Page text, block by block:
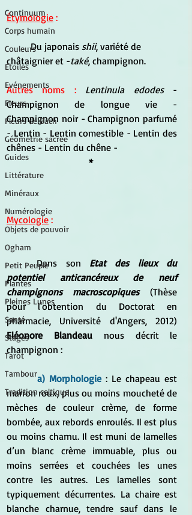
Continuum
Corps humain
Couleurs
Etoiles
Evénements
Fleurs
Fleurs de Bach
Géométrie sacrée
Guides
Littérature
Minéraux
Numérologie
Objets de pouvoir
Ogham
Petit Peuple
Plantes
Pleines Lunes
Santé
Stages
Tarot
Tambour
Tradition celtique
Étymologie :
	Du japonais
shii, variété de
châtaignier et -také, champignon.
Autres noms : Lentinula edodes -
Champignon de longue vie -
Champignon noir - Champignon parfumé
- Lentin - Lentin comestible - Lentin des
chênes - Lentin du chêne -
*
Mycologie :
Dans son Etat des lieux du
potentiel anticancéreux de neuf
champignons macroscopiques (Thèse
pour l'obtention du Doctorat en
Eléonore Blandeau nous décrit le
champignon :
a) Morphologie : Le chapeau est
marron roux, plus ou moins moucheté de
mèches de couleur crème, de forme
bombée, aux rebords enroulés. Il est plus
ou moins charnu. Il est muni de lamelles
d’un blanc crème immuable, plus ou
moins serrées et couchées les unes
contre les autres. Les lamelles sont
typiquement décurrentes. La chaire est
blanche charnue, tendre sauf dans le